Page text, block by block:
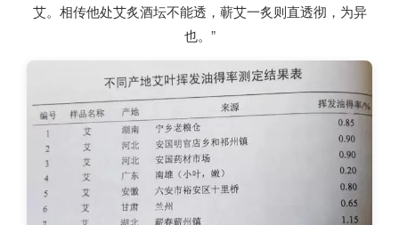
艾。相传他处艾炙酒坛不能透，蕲艾一炙则直透彻，为异
也。”